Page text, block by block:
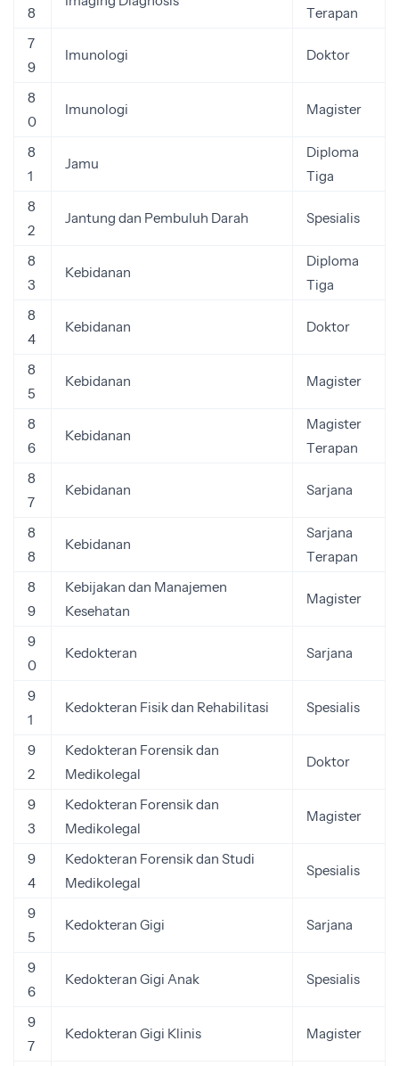
8
Terapan
7
9
Imunologi Doktor
8
0
Imunologi Magister
8
1
Jamu
Diploma
Tiga
8
2
Jantung dan Pembuluh Darah Spesialis
8
3
Kebidanan
Diploma
Tiga
8
4
Kebidanan Doktor
8
5
Kebidanan Magister
8
6
Kebidanan
Magister
Terapan
8
7
Kebidanan Sarjana
8
8
Kebidanan
Sarjana
Terapan
8
9
Kebijakan dan Manajemen
Kesehatan
Magister
9
0
Kedokteran Sarjana
9
1
Kedokteran Fisik dan Rehabilitasi Spesialis
9
2
Kedokteran Forensik dan
Medikolegal
Doktor
9
3
Kedokteran Forensik dan
Medikolegal
Magister
9
4
Kedokteran Forensik dan Studi
Medikolegal
Spesialis
9
5
Kedokteran Gigi Sarjana
9
6
Kedokteran Gigi Anak Spesialis
9
7
Kedokteran Gigi Klinis Magister